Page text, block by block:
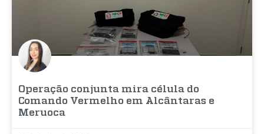
Operação conjunta mira célula do
Comando Vermelho em Alcântaras e
Meruoca